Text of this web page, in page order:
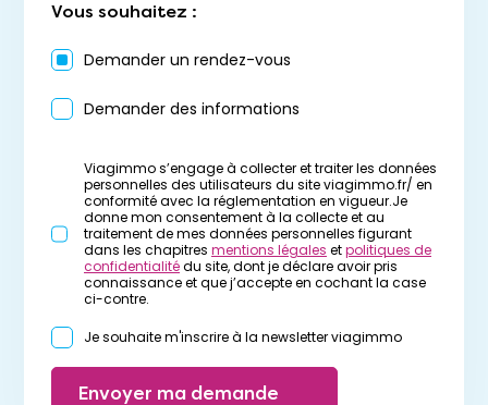
Vous souhaitez :
Demander un rendez-vous
Demander des informations
Viagimmo s’engage à collecter et traiter les données
personnelles des utilisateurs du site viagimmo.fr/ en
conformité avec la réglementation en vigueur.Je
donne mon consentement à la collecte et au
traitement de mes données personnelles figurant
dans les chapitres mentions légales etpolitiques de
confidentialitédu site, dont je déclare avoir pris
connaissance et que j’accepte en cochant la case
ci-contre.
Je souhaite m'inscrire à la newsletter viagimmo
Envoyer ma demande